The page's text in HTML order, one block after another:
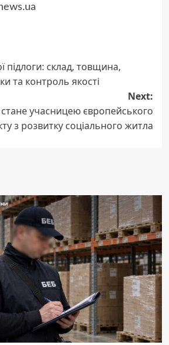
підлоги: склад, товщина,
та контроль якості
Next:
учасницею європейського
з розвитку соціального житла